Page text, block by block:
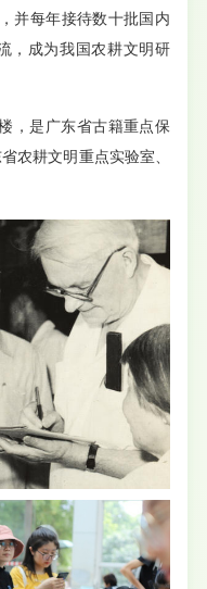
并每年接待数十批国内
，成为我国农耕文明研
，是广东省古籍重点保
农耕文明重点实验室、